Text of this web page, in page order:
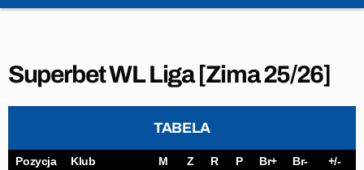
Superbet WL Liga [Zima 25/26]
TABELA
Pozycja Klub M Z R P Br+ Br- +/-